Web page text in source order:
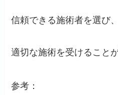
信頼できる施術者を選び
適切な施術を受けること
参考：